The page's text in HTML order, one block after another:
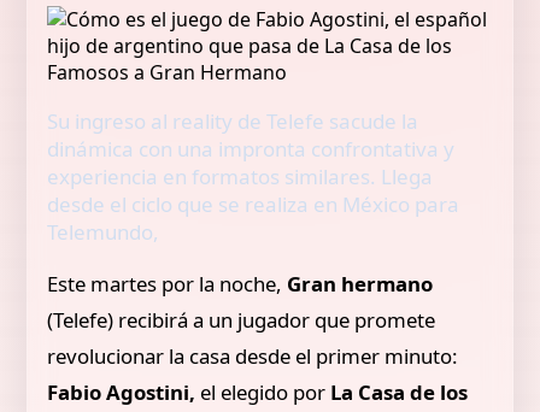
Su ingreso al reality de Telefe sacude la
dinámica con una impronta confrontativa y
experiencia en formatos similares. Llega
desde el ciclo que se realiza en México para
Telemundo,
Este martes por la noche, Gran hermano
(Telefe) recibirá a un jugador que promete
revolucionar la casa desde el primer minuto:
Fabio Agostini, el elegido por La Casa de los